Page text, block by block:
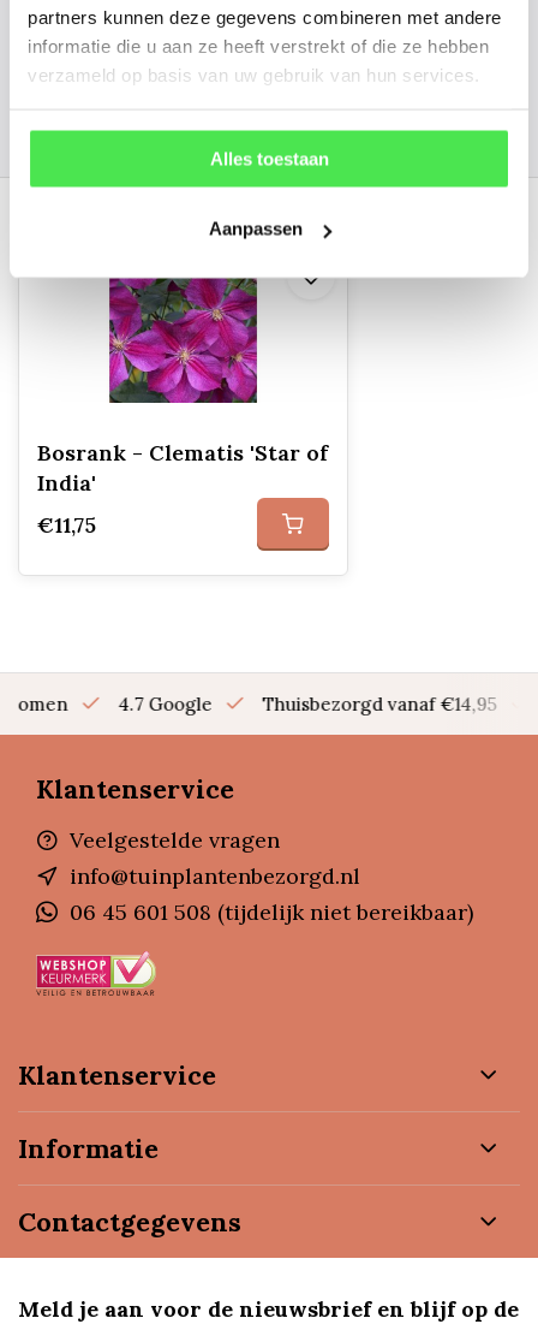
partners kunnen deze gegevens combineren met andere
informatie die u aan ze heeft verstrekt of die ze hebben
verzameld op basis van uw gebruik van hun services.
Alles toestaan
Aanpassen
06 45 601 508 (tijdelijk niet bereikbaar)
Recent bekeken
Bosrank - Clematis 'Star of
India'
€11,75
bomen 4.7 Google Thuisbezorgd vanaf €14,95
Klantenservice
Veelgestelde vragen
info@tuinplantenbezorgd.nl
06 45 601 508 (tijdelijk niet bereikbaar)
Klantenservice
Informatie
Contactgegevens
Meld je aan voor de nieuwsbrief en blijf op de